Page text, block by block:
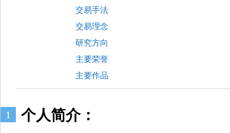
交易手法
交易理念
研究方向
主要荣誉
主要作品
1 个人简介：